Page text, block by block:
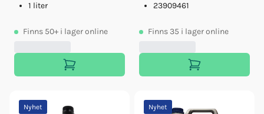
1 liter
Finns 50+ i lager online
23909461
Finns 35 i lager online
Nyhet Nyhet